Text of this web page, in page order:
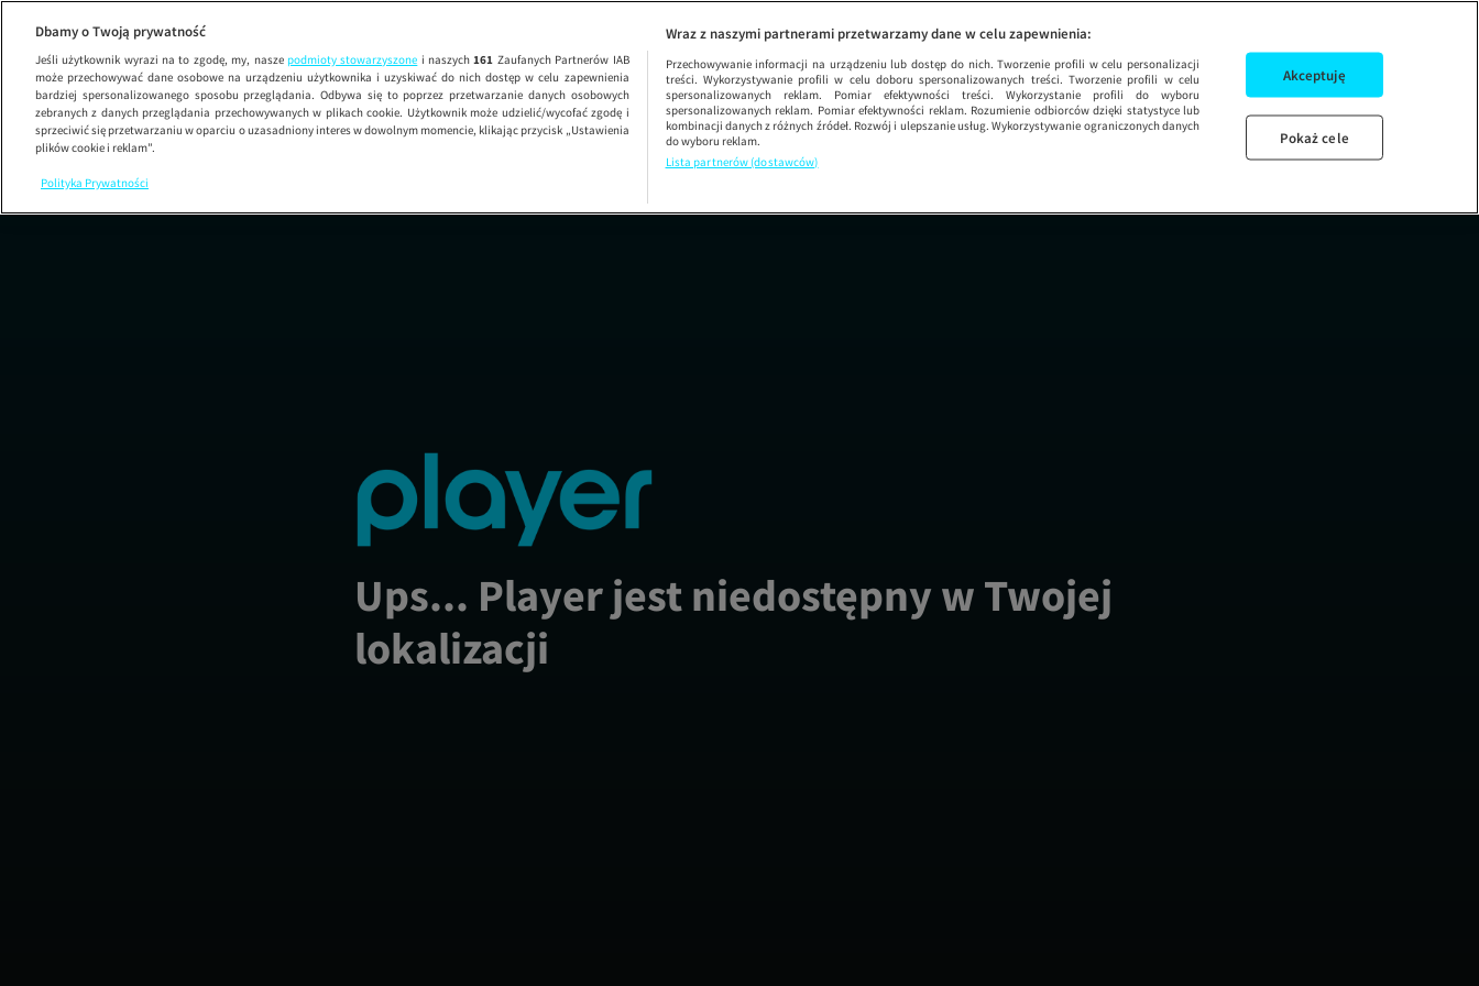
Rhine Ruhr 2025 |
Ups... Player jest niedostępny w Twojej
lokalizacji
Dbamy o Twoją prywatność
Jeśli użytkownik wyrazi na to zgodę, my, nasze podmioty stowarzyszone i naszych161 Zaufanych Partnerów IAB
może przechowywać dane osobowe na urządzeniu użytkownika i uzyskiwać do nich dostęp w celu zapewnienia
bardziej spersonalizowanego sposobu przeglądania. Odbywa się to poprzez przetwarzanie danych osobowych
zebranych z danych przeglądania przechowywanych w plikach cookie. Użytkownik może udzielić/wycofać zgodę i
sprzeciwić się przetwarzaniu w oparciu o uzasadniony interes w dowolnym momencie, klikając przycisk „Ustawienia
plików cookie i reklam”.
Polityka Prywatności
Wraz z naszymi partnerami przetwarzamy dane w celu zapewnienia:
Przechowywanie informacji na urządzeniu lub dostęp do nich. Tworzenie profili w celu personalizacji
treści. Wykorzystywanie profili w celu doboru spersonalizowanych treści. Tworzenie profili w celu
spersonalizowanych reklam. Pomiar efektywności treści. Wykorzystanie profili do wyboru
spersonalizowanych reklam. Pomiar efektywności reklam. Rozumienie odbiorców dzięki statystyce lub
kombinacji danych z różnych źródeł. Rozwój i ulepszanie usług. Wykorzystywanie ograniczonych danych
do wyboru reklam.
Lista partnerów (dostawców)
Akceptuję
Pokaż cele